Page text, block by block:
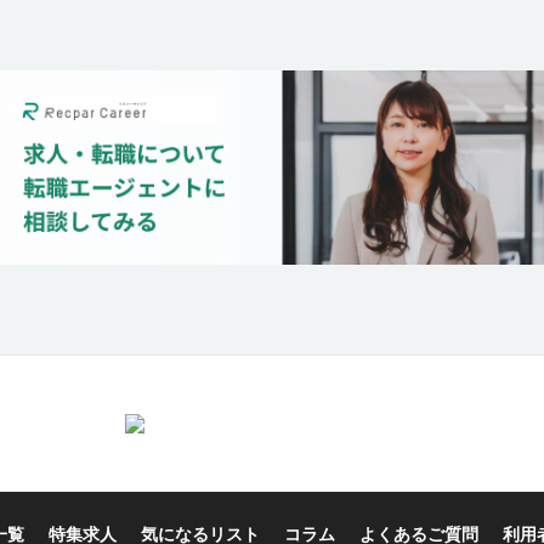
覧 特集求人 気になるリスト コラム よくあるご質問 利用